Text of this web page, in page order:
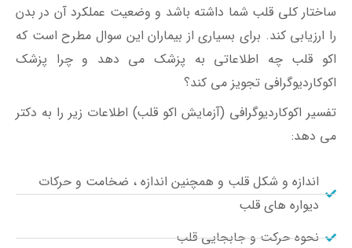
ساختار کلی قلب شما داشته باشد و وضعیت عملکرد آن در بدن
را ارزیابی کند. برای بسیاری از بیماران این سوال مطرح است که
اکو قلب چه اطلاعاتی به پزشک می دهد و چرا پزشک
اکوکاردیوگرافی تجویز می کند؟
تفسیر اکوکاردیوگرافی (آزمایش اکو قلب) اطلاعات زیر را به دکتر
می دهد:
اندازه و شکل قلب و همچنین اندازه ، ضخامت و حرکات
دیواره های قلب
نحوه حرکت و جابجایی قلب